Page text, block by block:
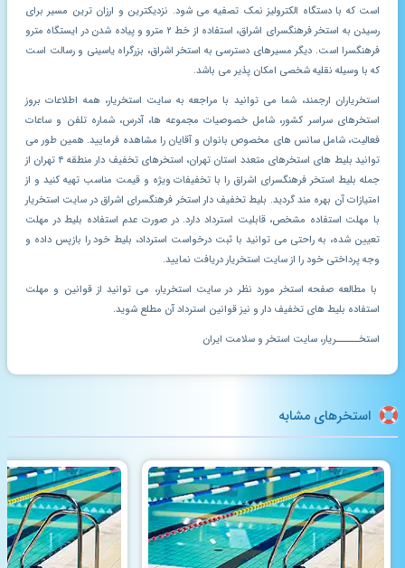
است که با دستگاه الکترولیز نمک تصفیه می شود. نزدیکترین و ارزان ترین مسیر برای
رسیدن به استخر فرهنگسرای اشراق، استفاده از خط ۲ مترو و پیاده شدن در ایستگاه مترو
فرهنگسرا است. دیگر مسیرهای دسترسی به استخر اشراق، بزرگراه یاسینی و رسالت است
که با وسیله نقلیه شخصی امکان پذیر می باشد.
استخریاران ارجمند، شما می توانید با مراجعه به سایت استخریار، همه اطلاعات بروز
استخرهای سراسر کشور، شامل خصوصیات مجموعه ها، آدرس، شماره تلفن و ساعات
فعالیت، شامل سانس های مخصوص بانوان و آقایان را مشاهده فرمایید. همین طور می
توانید بلیط های استخرهای متعدد استان تهران، استخرهای تخفیف دار منطقه ۴ تهران از
جمله بلیط استخر فرهنگسرای اشراق را با تخفیفات ویژه و قیمت مناسب تهیه کنید و از
امتیازات آن بهره مند گردید. بلیط تخفیف دار استخر فرهنگسرای اشراق در سایت استخریار
با مهلت استفاده مشخص، قابلیت استرداد دارد. در صورت عدم استفاده بلیط در مهلت
تعیین شده، به راحتی می توانید با ثبت درخواست استرداد، بلیط خود را بازپس داده و
وجه پرداختی خود را از سایت استخریار دریافت نمایید.
با مطالعه صفحه استخر مورد نظر در سایت استخریار، می توانید از قوانین و مهلت
استفاده بلیط های تخفیف دار و نیز قوانین استرداد آن مطلع شوید.
استخـــــریار، سایت استخر و سلامت ایران
استخرهای مشابه